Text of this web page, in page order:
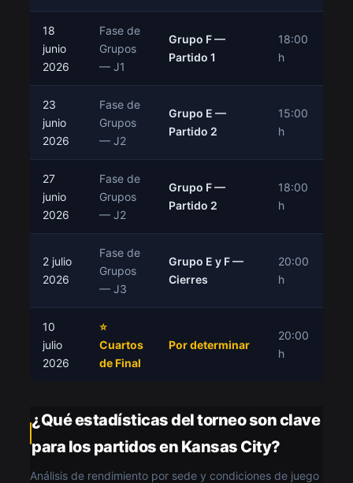
18
junio
2026
Fase de
Grupos
— J1
Grupo F —
Partido 1
18:00
h
23
junio
2026
Fase de
Grupos
— J2
Grupo E —
Partido 2
15:00
h
27
junio
2026
Fase de
Grupos
— J2
Grupo F —
Partido 2
18:00
h
2 julio
2026
Fase de
Grupos
— J3
Grupo E y F —
Cierres
20:00
h
10
julio
2026
⭐
Cuartos
de Final
Por determinar
20:00
h
¿Qué estadísticas del torneo son clave
para los partidos en Kansas City?
Análisis de rendimiento por sede y condiciones de juego